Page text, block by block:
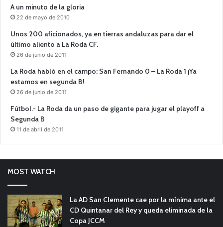
A un minuto de la gloria
22 de mayo de 2010
Unos 200 aficionados, ya en tierras andaluzas para dar el
último aliento a La Roda CF.
26 de junio de 2011
La Roda habló en el campo: San Fernando 0 – La Roda 1 ¡Ya
estamos en segunda B!
26 de junio de 2011
Fútbol.- La Roda da un paso de gigante para jugar el playoff a
Segunda B
11 de abril de 2011
MOST WATCH
La AD San Clemente cae por la mínima ante el
CD Quintanar del Rey y queda eliminada de la
Copa JCCM